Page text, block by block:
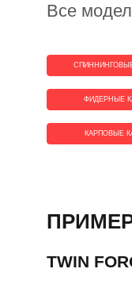
Все
ФИДЕРНЫЕ
КАРПОВЫЕ
TWIN